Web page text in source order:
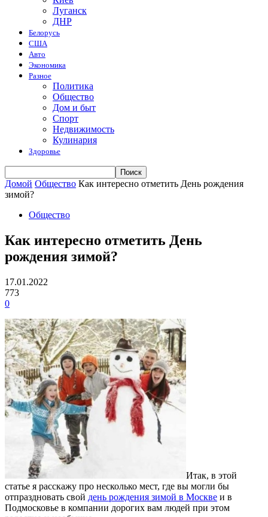
Луганск
ДНР
Белорусь
США
Авто
Экономика
Разное
Политика
Общество
Дом и быт
Спорт
Недвижимость
Кулинария
Здоровье
Домой Общество Как интересно отметить День рождения
зимой?
Общество
Как интересно отметить День
рождения зимой?
17.01.2022
773
0
Итак, в этой
статье я расскажу про несколько мест, где вы могли бы
отпраздновать свой день рождения зимой в Москве и в
Подмосковье в компании дорогих вам людей при этом